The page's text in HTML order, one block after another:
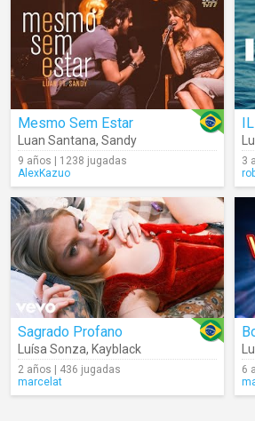
Mesmo Sem Estar
Luan Santana, Sandy
9 años | 1238 jugadas
AlexKazuo
3
Sagrado Profano
Luísa Sonza, Kayblack
2 años | 436 jugadas
marcelat
6